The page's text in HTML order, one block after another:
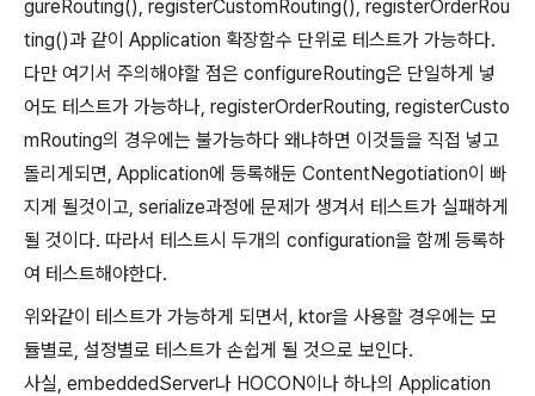
gureRouting(), registerCustomRouting(), registerOrderRou
ting()과 같이 Application 확장함수 단위로 테스트가 가능하다.
다만 여기서 주의해야할 점은 configureRouting은 단일하게 넣
어도 테스트가 가능하나, registerOrderRouting, registerCusto
mRouting의 경우에는 불가능하다 왜냐하면 이것들을 직접 넣고
돌리게되면, Application에 등록해둔 ContentNegotiation이 빠
지게 될것이고, serialize과정에 문제가 생겨서 테스트가 실패하게
될 것이다. 따라서 테스트시 두개의 configuration을 함께 등록하
여 테스트해야한다.
위와같이 테스트가 가능하게 되면서, ktor을 사용할 경우에는 모
듈별로, 설정별로 테스트가 손쉽게 될 것으로 보인다.
사실, embeddedServer나 HOCON이나 하나의 Application